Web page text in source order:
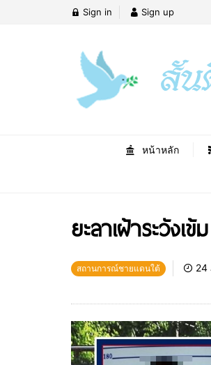
Sign in Sign up
หน้าหลัก
ยะลาเฝ้าระวัง
สถานการณ์ชายแดนใต้ 24